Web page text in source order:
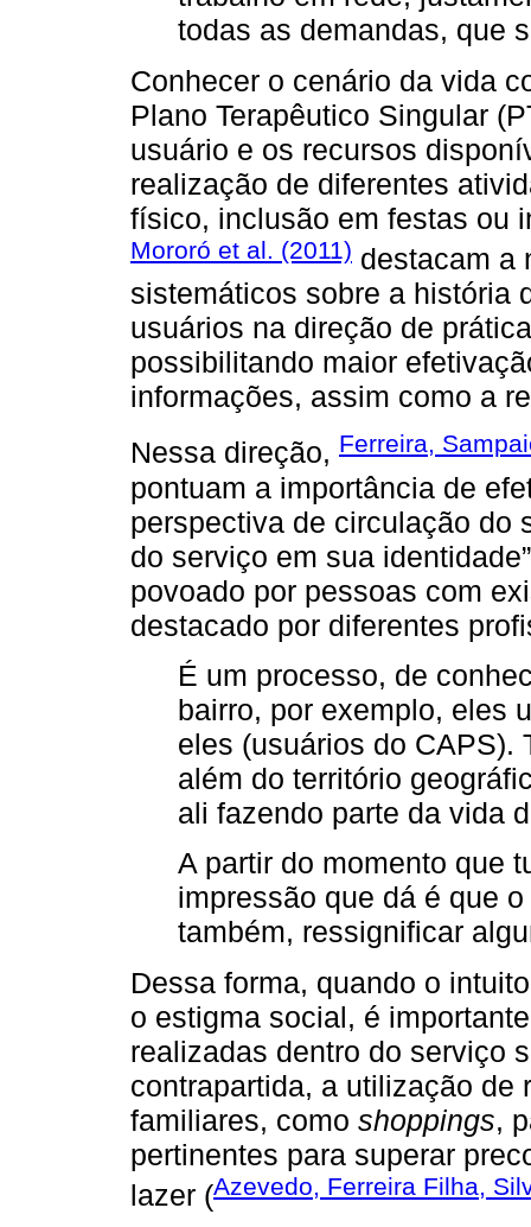
todas as demandas, que
Conhecer o cenário da vida
Plano Terapêutico Singular
usuário e os recursos
realização de diferentes
físico, inclusão em festas ou
Mororó et al. (2011) destacam a
sistemáticos sobre a história
usuários na direção de
possibilitando maior
informações, assim como a
Nessa direção, Ferreira,
pontuam a importância de
perspectiva de circulação do
do serviço em sua
povoado por pessoas com
destacado por diferentes
É um processo, de
bairro, por exemplo, eles
eles (usuários do CAPS).
além do território
ali fazendo parte da vida
A partir do momento que
impressão que dá é que
também, ressignificar
Dessa forma, quando o
o estigma social, é
realizadas dentro do serviço
contrapartida, a utilização de
familiares, como shoppings,
pertinentes para superar
lazer (Azevedo, Ferreira Filha,